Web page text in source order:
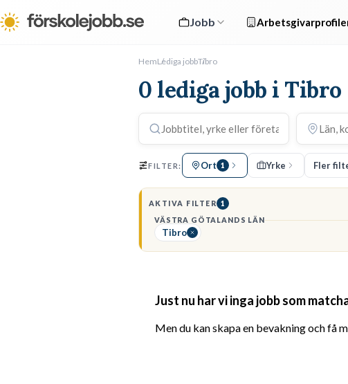
Jobb
HemLediga jobbTibro
0 lediga jobb i Tibro
FILTER: Ort 1 Yrke Fler
AKTIVA FILTER 1
VÄSTRA GÖTALANDS LÄN
Tibro
Just nu har vi inga jobb som
Men du kan skapa en bevakning och få